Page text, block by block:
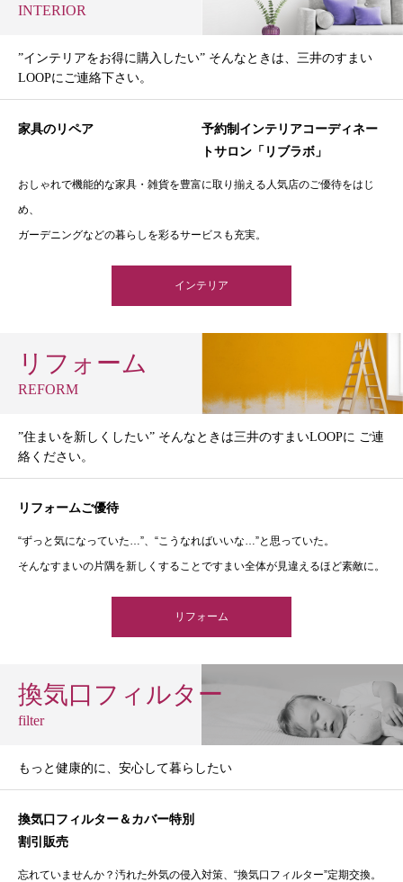
INTERIOR
”インテリアをお得に購入したい” そんなときは、三井のすまい
LOOPにご連絡下さい。
家具のリペア
予約制インテリアコーディネー
トサロン「リブラボ」
おしゃれで機能的な家具・雑貨を豊富に取り揃える人気店のご優待をはじ
め、
ガーデニングなどの暮らしを彩るサービスも充実。
インテリア
リフォーム
REFORM
”住まいを新しくしたい” そんなときは三井のすまいLOOPに ご連
絡ください。
リフォームご優待
“ずっと気になっていた…”、“こうなればいいな…”と思っていた。
そんなすまいの片隅を新しくすることですまい全体が見違えるほど素敵に。
リフォーム
換気口フィルター
filter
もっと健康的に、安心して暮らしたい
換気口フィルター＆カバー特別
割引販売
忘れていませんか？汚れた外気の侵入対策、“換気口フィルター”定期交換。